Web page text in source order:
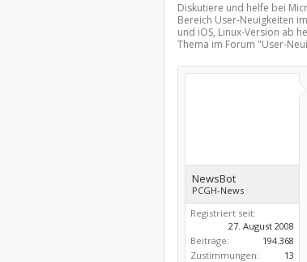
Diskutiere und helfe bei
Bereich User-Neuigkeiten
und iOS, Linux-Version ab
Thema im Forum "User-
NewsBot
PCGH-News
Registriert seit:
27. August 2008
Beiträge:
194.368
Zustimmungen:
13